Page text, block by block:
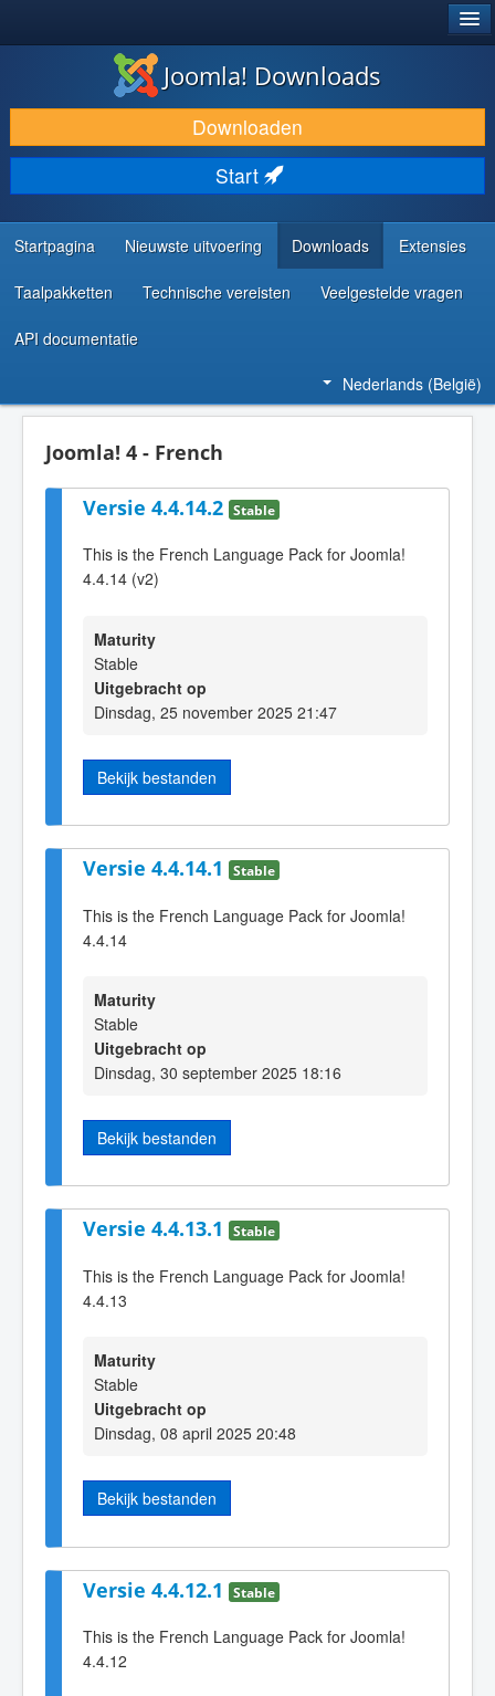
DOWNLOAD & BREID UIT
ONTDEK & LEER
COMMUNITY & ONDERSTEUNING
ONTWIKKELAARSBRONNEN
Joomla! Downloads
Downloaden
Start
Startpagina Nieuwste uitvoering Downloads Extensies
Taalpakketten Technische vereisten Veelgestelde vragen
API documentatie
Nederlands (België)
Joomla! 4 - French
Versie 4.4.14.2 Stable
This is the French Language Pack for Joomla!
4.4.14 (v2)
Maturity
Stable
Uitgebracht op
Dinsdag, 25 november 2025 21:47
Bekijk bestanden
Versie 4.4.14.1 Stable
This is the French Language Pack for Joomla!
4.4.14
Maturity
Stable
Uitgebracht op
Dinsdag, 30 september 2025 18:16
Bekijk bestanden
Versie 4.4.13.1 Stable
This is the French Language Pack for Joomla!
4.4.13
Maturity
Stable
Uitgebracht op
Dinsdag, 08 april 2025 20:48
Bekijk bestanden
Versie 4.4.12.1 Stable
This is the French Language Pack for Joomla!
4.4.12